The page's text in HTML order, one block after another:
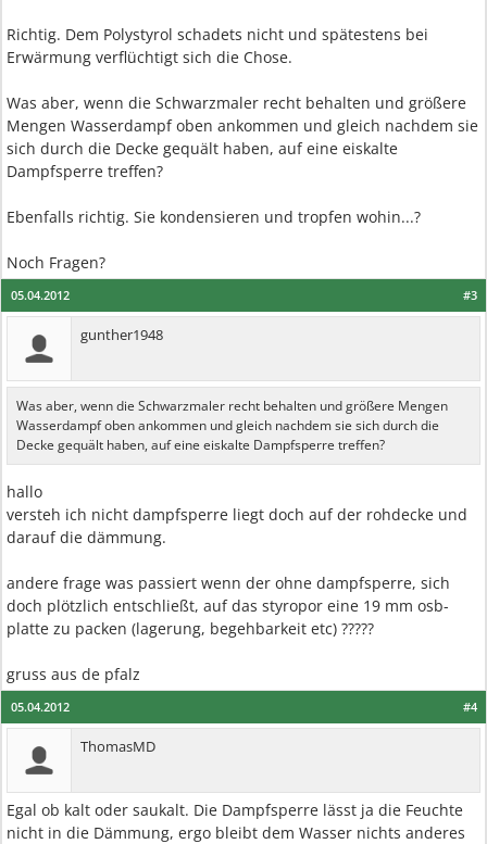
Richtig. Dem Polystyrol schadets nicht und spätestens bei
Erwärmung verflüchtigt sich die Chose.
Was aber, wenn die Schwarzmaler recht behalten und größere
Mengen Wasserdampf oben ankommen und gleich nachdem sie
sich durch die Decke gequält haben, auf eine eiskalte
Dampfsperre treffen?
Ebenfalls richtig. Sie kondensieren und tropfen wohin...?
Noch Fragen?
#3
05.04.2012
gunther1948
Was aber, wenn die Schwarzmaler recht behalten und größere Mengen
Wasserdampf oben ankommen und gleich nachdem sie sich durch die
Decke gequält haben, auf eine eiskalte Dampfsperre treffen?
hallo
versteh ich nicht dampfsperre liegt doch auf der rohdecke und
darauf die dämmung.
andere frage was passiert wenn der ohne dampfsperre, sich
doch plötzlich entschließt, auf das styropor eine 19 mm osb-
platte zu packen (lagerung, begehbarkeit etc) ?????
gruss aus de pfalz
#4
05.04.2012
ThomasMD
Egal ob kalt oder saukalt. Die Dampfsperre lässt ja die Feuchte
nicht in die Dämmung, ergo bleibt dem Wasser nichts anderes